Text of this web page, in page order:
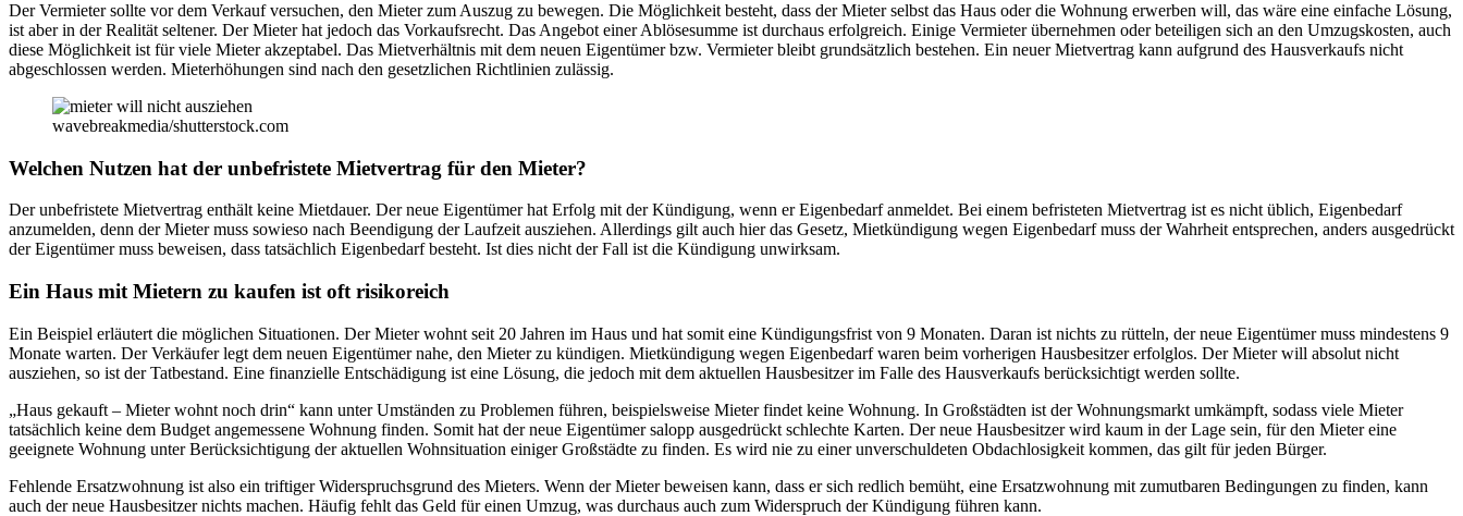
Der Vermieter sollte vor dem Verkauf versuchen, den Mieter zum Auszug zu bewegen. Die Möglichkeit besteht, dass der Mieter selbst das Haus oder die Wohnung erwerben will, das wäre eine einfache Lösung,
ist aber in der Realität seltener. Der Mieter hat jedoch das Vorkaufsrecht. Das Angebot einer Ablösesumme ist durchaus erfolgreich. Einige Vermieter übernehmen oder beteiligen sich an den Umzugskosten, auch
diese Möglichkeit ist für viele Mieter akzeptabel. Das Mietverhältnis mit dem neuen Eigentümer bzw. Vermieter bleibt grundsätzlich bestehen. Ein neuer Mietvertrag kann aufgrund des Hausverkaufs nicht
abgeschlossen werden. Mieterhöhungen sind nach den gesetzlichen Richtlinien zulässig.
wavebreakmedia/shutterstock.com
Welchen Nutzen hat der unbefristete Mietvertrag für den Mieter?
Der unbefristete Mietvertrag enthält keine Mietdauer. Der neue Eigentümer hat Erfolg mit der Kündigung, wenn er Eigenbedarf anmeldet. Bei einem befristeten Mietvertrag ist es nicht üblich, Eigenbedarf
anzumelden, denn der Mieter muss sowieso nach Beendigung der Laufzeit ausziehen. Allerdings gilt auch hier das Gesetz, Mietkündigung wegen Eigenbedarf muss der Wahrheit entsprechen, anders ausgedrückt
der Eigentümer muss beweisen, dass tatsächlich Eigenbedarf besteht. Ist dies nicht der Fall ist die Kündigung unwirksam.
Ein Haus mit Mietern zu kaufen ist oft risikoreich
Ein Beispiel erläutert die möglichen Situationen. Der Mieter wohnt seit 20 Jahren im Haus und hat somit eine Kündigungsfrist von 9 Monaten. Daran ist nichts zu rütteln, der neue Eigentümer muss mindestens 9
Monate warten. Der Verkäufer legt dem neuen Eigentümer nahe, den Mieter zu kündigen. Mietkündigung wegen Eigenbedarf waren beim vorherigen Hausbesitzer erfolglos. Der Mieter will absolut nicht
ausziehen, so ist der Tatbestand. Eine finanzielle Entschädigung ist eine Lösung, die jedoch mit dem aktuellen Hausbesitzer im Falle des Hausverkaufs berücksichtigt werden sollte.
„Haus gekauft – Mieter wohnt noch drin“ kann unter Umständen zu Problemen führen, beispielsweise Mieter findet keine Wohnung. In Großstädten ist der Wohnungsmarkt umkämpft, sodass viele Mieter
tatsächlich keine dem Budget angemessene Wohnung finden. Somit hat der neue Eigentümer salopp ausgedrückt schlechte Karten. Der neue Hausbesitzer wird kaum in der Lage sein, für den Mieter eine
geeignete Wohnung unter Berücksichtigung der aktuellen Wohnsituation einiger Großstädte zu finden. Es wird nie zu einer unverschuldeten Obdachlosigkeit kommen, das gilt für jeden Bürger.
Fehlende Ersatzwohnung ist also ein triftiger Widerspruchsgrund des Mieters. Wenn der Mieter beweisen kann, dass er sich redlich bemüht, eine Ersatzwohnung mit zumutbaren Bedingungen zu finden, kann
auch der neue Hausbesitzer nichts machen. Häufig fehlt das Geld für einen Umzug, was durchaus auch zum Widerspruch der Kündigung führen kann.